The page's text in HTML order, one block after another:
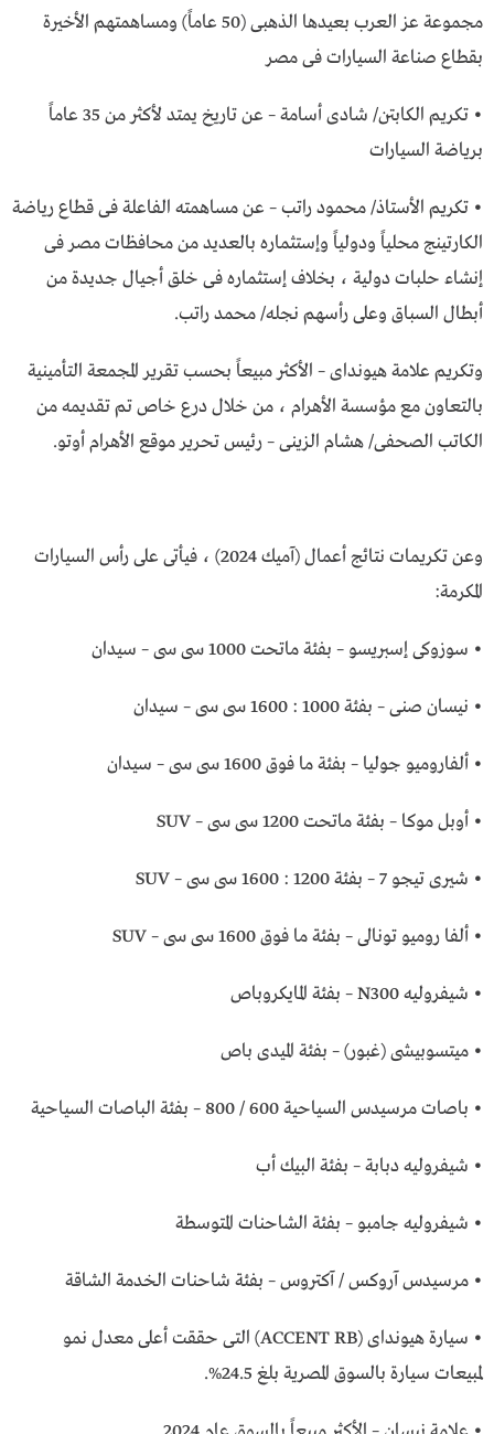
مجموعة عز العرب بعيدها الذهبى (50 عاماً) ومساهمتهم الأخيرة
بقطاع صناعة السيارات فى مصر
• تكريم الكابتن/ شادى أسامة – عن تاريخ يمتد لأكثر من 35 عاماً
برياضة السيارات
• تكريم الأستاذ/ محمود راتب – عن مساهمته الفاعلة فى قطاع رياضة
الكارتينج محلياً ودولياً وإستثماره بالعديد من محافظات مصر فى
إنشاء حلبات دولية ، بخلاف إستثماره فى خلق أجيال جديدة من
أبطال السباق وعلى رأسهم نجله/ محمد راتب.
وتكريم علامة هيونداى – الأكثر مبيعاً بحسب تقرير المجمعة التأمينية
بالتعاون مع مؤسسة الأهرام ، من خلال درع خاص تم تقديمه من
الكاتب الصحفى/ هشام الزينى – رئيس تحرير موقع الأهرام أوتو.
وعن تكريمات نتائج أعمال (آميك 2024) ، فيأتى على رأس السيارات
المكرمة:
• سوزوكى إسبريسو – بفئة ماتحت 1000 سى سى – سيدان
• نيسان صنى – بفئة 1000 : 1600 سى سى – سيدان
• ألفاروميو جوليا – بفئة ما فوق 1600 سى سى – سيدان
• أوبل موكا – بفئة ماتحت 1200 سى سى – SUV
• شيرى تيجو 7 – بفئة 1200 : 1600 سى سى – SUV
• ألفا روميو تونالى – بفئة ما فوق 1600 سى سى – SUV
• شيفروليه N300 – بفئة المايكروباص
• ميتسوبيشى (غبور) – بفئة الميدى باص
• باصات مرسيدس السياحية 600 / 800 – بفئة الباصات السياحية
• شيفروليه دبابة – بفئة البيك أب
• شيفروليه جامبو – بفئة الشاحنات المتوسطة
• مرسيدس آروكس / آكتروس – بفئة شاحنات الخدمة الشاقة
• سيارة هيونداى (ACCENT RB) التى حققت أعلى معدل نمو
لمبيعات سيارة بالسوق المصرية بلغ 24.5%.